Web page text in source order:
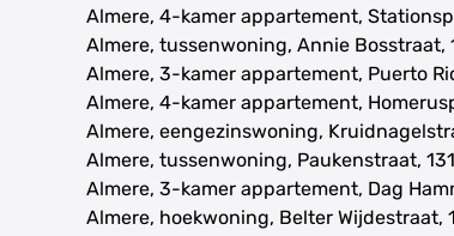
Almere, 4-kamer appartement,
Almere, tussenwoning, Annie Bosstraat,
Almere, 3-kamer appartement, Puerto
Almere, 4-kamer appartement,
Almere, eengezinswoning,
Almere, tussenwoning, Paukenstraat,
Almere, 3-kamer appartement, Dag
Almere, hoekwoning, Belter Wijdestraat,